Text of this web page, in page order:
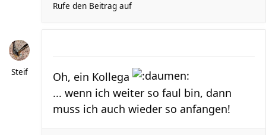
Rufe den Beitrag auf
Steif
Oh, ein Kollega
... wenn ich weiter so faul bin, dann
muss ich auch wieder so anfangen!